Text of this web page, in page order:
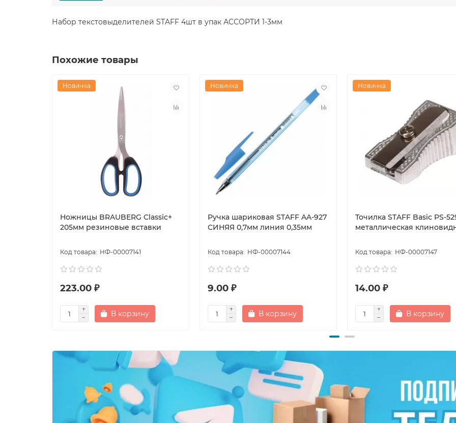
Набор текстовыделителей STAFF 4шт в упак АССОРТИ 1-3мм
Похожие товары
Новинка
Ножницы BRAUBERG Classic+
205мм резиновые вставки
НФ-00007141
223.00 ₽
В корзину
Новинка
Ручка шариковая STAFF AA-927
СИНЯЯ 0,7мм линия 0,35мм
НФ-00007144
9.00 ₽
В корзину
Новинка
Точилка STAFF Basic PS-
металлическая
НФ-00007147
14.00 ₽
В корзину